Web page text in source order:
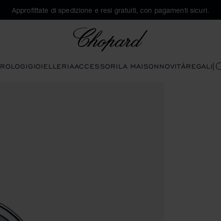
Approfittate di spedizione e resi gratuiti, con pagamenti sicuri.
GIOIELLERIAACCESSORILA MAISONNOVITÀREGALI